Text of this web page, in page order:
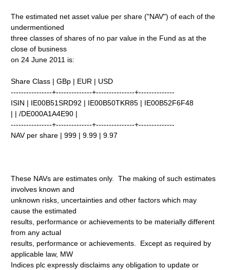
The estimated net asset value per share ("NAV") of each of the
undermentioned
three classes of shares of no par value in the Fund as at the
close of business
on 24 June 2011 is:
Share Class | GBp | EUR | USD
----------------+--------------+---------------+--------------
ISIN | IE00B51SRD92 | IE00B50TKR85 | IE00B52F6F48
| | /DE000A1A4E90 |
----------------+--------------+---------------+--------------
NAV per share | 999 | 9.99 | 9.97
These NAVs are estimates only. The making of such estimates
involves known and
unknown risks, uncertainties and other factors which may
cause the estimated
results, performance or achievements to be materially different
from any actual
results, performance or achievements. Except as required by
applicable law, MW
Indices plc expressly disclaims any obligation to update or